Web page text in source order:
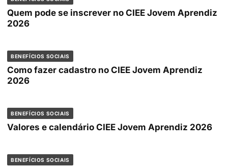
Quem pode se inscrever no CIEE Jovem Aprendiz
2026
BENEFÍCIOS SOCIAIS
Como fazer cadastro no CIEE Jovem Aprendiz
2026
BENEFÍCIOS SOCIAIS
Valores e calendário CIEE Jovem Aprendiz 2026
BENEFÍCIOS SOCIAIS